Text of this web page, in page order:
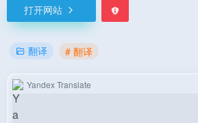
打开网站
翻译 # 翻译
Yandex Translate